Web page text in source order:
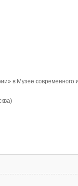
в Музее современного